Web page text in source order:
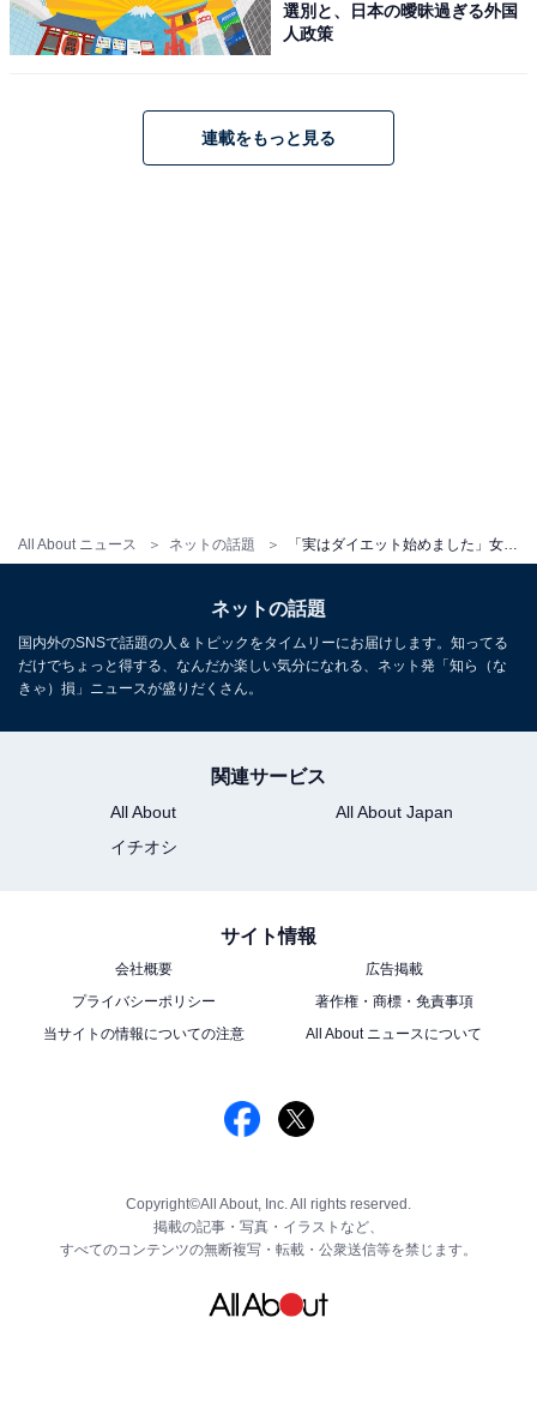
All About ニュース ネットの話題
選別と、日本の曖昧過ぎる外国
人政策
連載をもっと見る
ネットの話題
国内外のSNSで話題の人＆トピックをタイムリーにお届けします。知ってる
だけでちょっと得する、なんだか楽しい気分になれる、ネット発「知ら（な
きゃ）損」ニュースが盛りだくさん。
関連サービス
All About
All About Japan
イチオシ
サイト情報
会社概要
広告掲載
プライバシーポリシー
著作権・商標・免責事項
当サイトの情報についての注意
All About ニュースについて
Copyright©All About, Inc. All rights reserved.
掲載の記事・写真・イラストなど、
すべてのコンテンツの無断複写・転載・公衆送信等を禁じます。